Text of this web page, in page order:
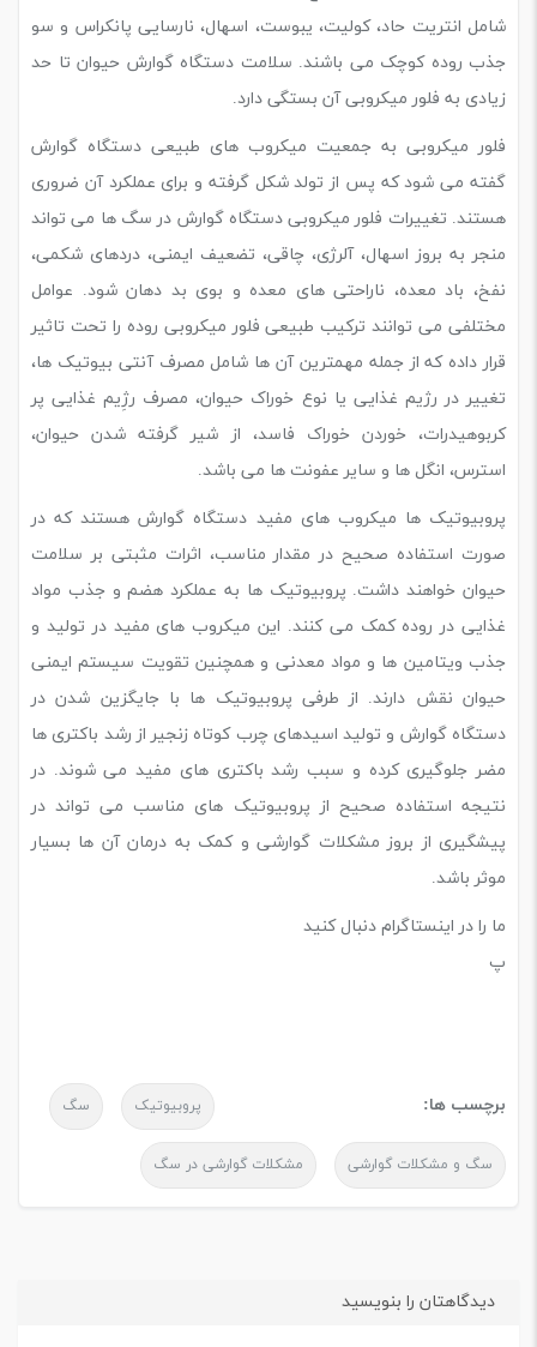
شامل انتریت حاد، کولیت، یبوست، اسهال، نارسایی پانکراس و سو
جذب روده کوچک می باشند. سلامت دستگاه گوارش حیوان تا حد
زیادی به فلور میکروبی آن بستگی دارد.
فلور میکروبی به جمعیت میکروب های طبیعی دستگاه گوارش
گفته می شود که پس از تولد شکل گرفته و برای عملکرد آن ضروری
هستند. تغییرات فلور میکروبی دستگاه گوارش در سگ ها می تواند
منجر به بروز اسهال، آلرژی، چاقی، تضعیف ایمنی، دردهای شکمی،
نفخ، باد معده، ناراحتی های معده و بوی بد دهان شود. عوامل
مختلفی می توانند ترکیب طبیعی فلور میکروبی روده را تحت تاثیر
قرار داده که از جمله مهمترین آن ها شامل مصرف آنتی بیوتیک ها،
تغییر در رژیم غذایی یا نوع خوراک حیوان، مصرف رژِیم غذایی پر
کربوهیدرات، خوردن خوراک فاسد، از شیر گرفته شدن حیوان،
استرس، انگل ها و سایر عفونت ها می باشد.
پروبیوتیک ها میکروب های مفید دستگاه گوارش هستند که در
صورت استفاده صحیح در مقدار مناسب، اثرات مثبتی بر سلامت
حیوان خواهند داشت. پروبیوتیک ها به عملکرد هضم و جذب مواد
غذایی در روده کمک می کنند. این میکروب های مفید در تولید و
جذب ویتامین ها و مواد معدنی و همچنین تقویت سیستم ایمنی
حیوان نقش دارند. از طرفی پروبیوتیک ها با جایگزین شدن در
دستگاه گوارش و تولید اسیدهای چرب کوتاه زنجیر از رشد باکتری ها
مضر جلوگیری کرده و سبب رشد باکتری های مفید می شوند. در
نتیجه استفاده صحیح از پروبیوتیک های مناسب می تواند در
پیشگیری از بروز مشکلات گوارشی و کمک به درمان آن ها بسیار
موثر باشد.
ما را در اینستاگرام دنبال کنید
پ
برچسب ها: پروبیوتیک سگ
سگ و مشکلات گوارشی مشکلات گوارشی در سگ
دیدگاهتان را بنویسید